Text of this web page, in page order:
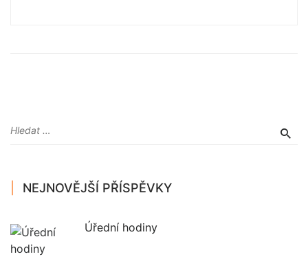
NEJNOVĚJŠÍ PŘÍSPĚVKY
Úřední hodiny